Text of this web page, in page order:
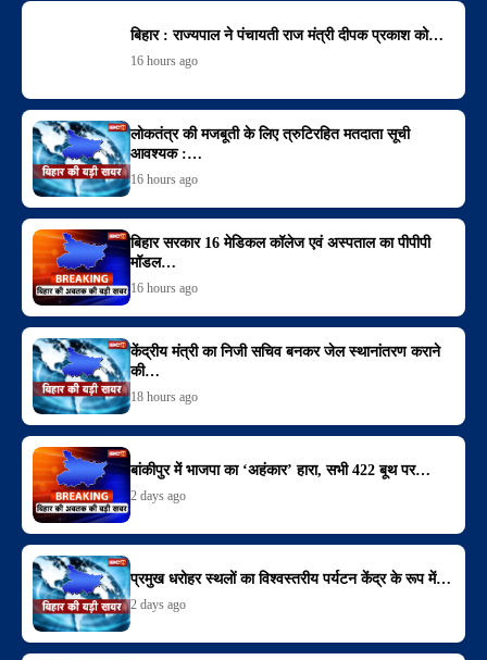
बिहार : राज्यपाल ने पंचायती राज मंत्री दीपक प्रकाश को…
16 hours ago
लोकतंत्र की मजबूती के लिए त्रुटिरहित मतदाता सूची
आवश्यक :…
16 hours ago
बिहार सरकार 16 मेडिकल कॉलेज एवं अस्पताल का पीपीपी
मॉडल…
16 hours ago
केंद्रीय मंत्री का निजी सचिव बनकर जेल स्थानांतरण कराने
की…
18 hours ago
बांकीपुर में भाजपा का ‘अहंकार’ हारा, सभी 422 बूथ पर…
2 days ago
प्रमुख धरोहर स्थलों का विश्वस्तरीय पर्यटन केंद्र के रूप में…
2 days ago